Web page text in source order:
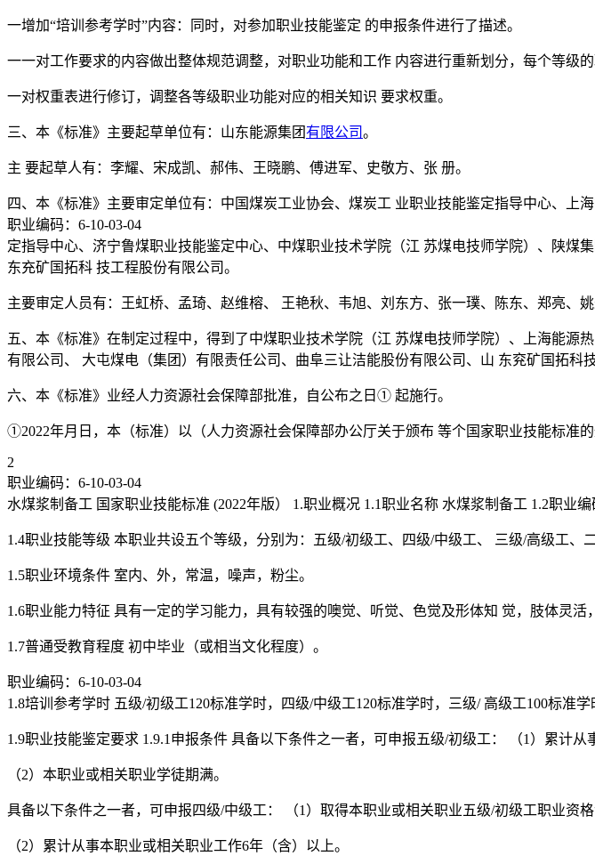
一增加“培训参考学时”内容：同时，对参加职业技能鉴定 的申报条件进行了描述。
一一对工作要求的内容做出整体规范调整，对职业功能和工作 内容进行重新划分，每个等级
一对权重表进行修订，调整各等级职业功能对应的相关知识 要求权重。
三、本《标准》主要起草单位有：山东能源集团有限公司。
主 要起草人有：李耀、宋成凯、郝伟、王晓鹏、傅进军、史敬方、张 册。
四、本《标准》主要审定单位有：中国煤炭工业协会、煤炭工 业职业技能鉴定指导中心、上
职业编码：6-10-03-04
定指导中心、济宁鲁煤职业技能鉴定中心、中煤职业技术学院（江 苏煤电技师学院）、陕
东充矿国拓科 技工程股份有限公司。
主要审定人员有：王虹桥、孟琦、赵维榕、 王艳秋、韦旭、刘东方、张一璞、陈东、郑亮、
五、本《标准》在制定过程中，得到了中煤职业技术学院（江 苏煤电技师学院）、上海能
有限公司、 大屯煤电（集团）有限责任公司、曲阜三让洁能股份有限公司、山 东兖矿国拓科
六、本《标准》业经人力资源社会保障部批准，自公布之日① 起施行。
①2022年月日，本（标准）以（人力资源社会保障部办公厅关于颁布 等个国家职业技能标准的
2
职业编码：6-10-03-04
水煤浆制备工 国家职业技能标准 (2022年版） 1.职业概况 1.1职业名称 水煤浆制备工 1.2职业
1.4职业技能等级 本职业共设五个等级，分别为：五级/初级工、四级/中级工、 三级/高级工、
1.5职业环境条件 室内、外，常温，噪声，粉尘。
1.6职业能力特征 具有一定的学习能力，具有较强的噢觉、听觉、色觉及形体知 觉，肢体灵活
1.7普通受教育程度 初中毕业（或相当文化程度）。
职业编码：6-10-03-04
1.8培训参考学时 五级/初级工120标准学时，四级/中级工120标准学时，三级/ 高级工100标准
1.9职业技能鉴定要求 1.9.1申报条件 具备以下条件之一者，可申报五级/初级工： （1）累计
（2）本职业或相关职业学徒期满。
具备以下条件之一者，可申报四级/中级工： （1）取得本职业或相关职业五级/初级工职业资
（2）累计从事本职业或相关职业工作6年（含）以上。